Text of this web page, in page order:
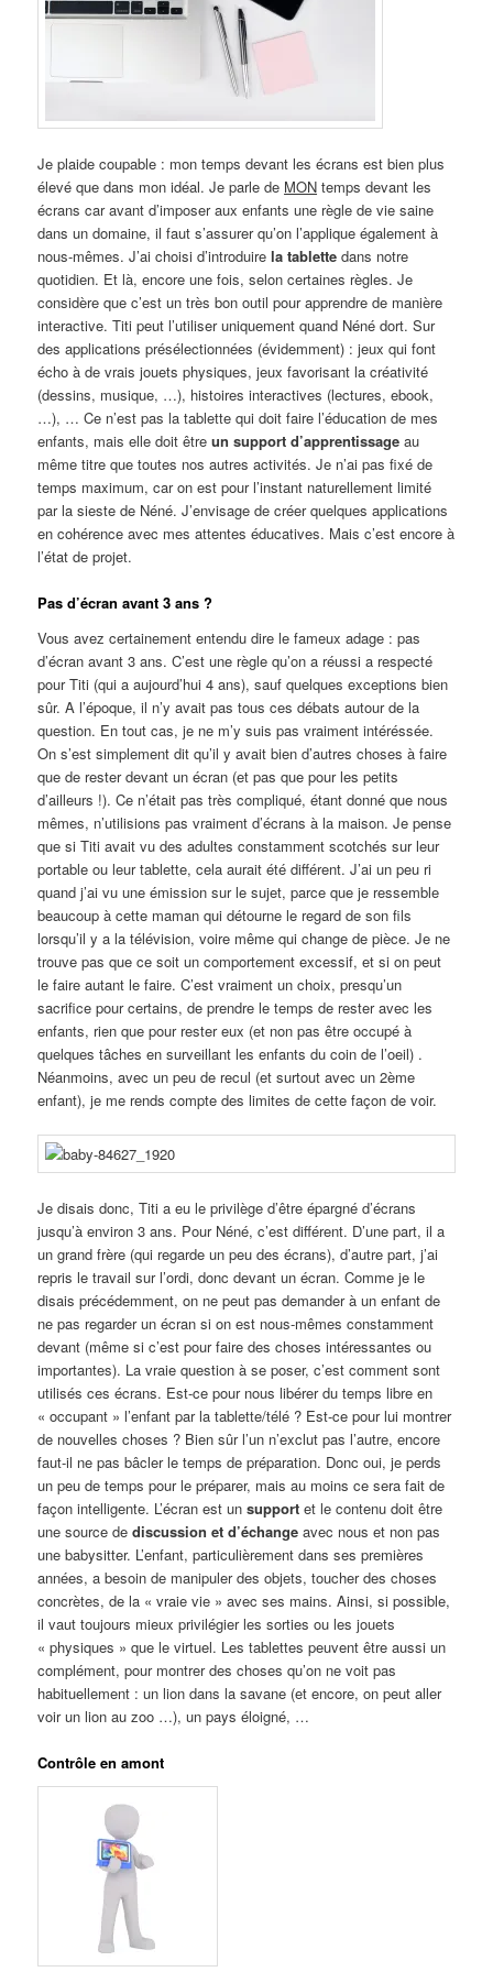
Je plaide coupable : mon temps devant les écrans est bien plus
élevé que dans mon idéal. Je parle de MON temps devant les
écrans car avant d’imposer aux enfants une règle de vie saine
dans un domaine, il faut s’assurer qu’on l’applique également à
nous-mêmes. J’ai choisi d’introduirela tablette dans notre
quotidien. Et là, encore une fois, selon certaines règles. Je
considère que c’est un très bon outil pour apprendre de manière
interactive. Titi peut l’utiliser uniquement quand Néné dort. Sur
des applications présélectionnées (évidemment) : jeux qui font
écho à de vrais jouets physiques, jeux favorisant la créativité
(dessins, musique, …), histoires interactives (lectures, ebook,
…), … Ce n’est pas la tablette qui doit faire l’éducation de mes
enfants, mais elle doit êtreun support d’apprentissage au
même titre que toutes nos autres activités. Je n’ai pas fixé de
temps maximum, car on est pour l’instant naturellement limité
par la sieste de Néné. J’envisage de créer quelques applications
en cohérence avec mes attentes éducatives. Mais c’est encore à
l’état de projet.
Pas d’écran avant 3 ans ?
Vous avez certainement entendu dire le fameux adage : pas
d’écran avant 3 ans. C’est une règle qu’on a réussi a respecté
pour Titi (qui a aujourd’hui 4 ans), sauf quelques exceptions bien
sûr. A l’époque, il n’y avait pas tous ces débats autour de la
question. En tout cas, je ne m’y suis pas vraiment intéréssée.
On s’est simplement dit qu’il y avait bien d’autres choses à faire
que de rester devant un écran (et pas que pour les petits
d’ailleurs !). Ce n’était pas très compliqué, étant donné que nous
mêmes, n’utilisions pas vraiment d’écrans à la maison. Je pense
que si Titi avait vu des adultes constamment scotchés sur leur
portable ou leur tablette, cela aurait été différent. J’ai un peu ri
quand j’ai vu une émission sur le sujet, parce que je ressemble
beaucoup à cette maman qui détourne le regard de son fils
lorsqu’il y a la télévision, voire même qui change de pièce. Je ne
trouve pas que ce soit un comportement excessif, et si on peut
le faire autant le faire. C’est vraiment un choix, presqu’un
sacrifice pour certains, de prendre le temps de rester avec les
enfants, rien que pour rester eux (et non pas être occupé à
quelques tâches en surveillant les enfants du coin de l’oeil) .
Néanmoins, avec un peu de recul (et surtout avec un 2ème
enfant), je me rends compte des limites de cette façon de voir.
Je disais donc, Titi a eu le privilège d’être épargné d’écrans
jusqu’à environ 3 ans. Pour Néné, c’est différent. D’une part, il a
un grand frère (qui regarde un peu des écrans), d’autre part, j’ai
repris le travail sur l’ordi, donc devant un écran. Comme je le
disais précédemment, on ne peut pas demander à un enfant de
ne pas regarder un écran si on est nous-mêmes constamment
devant (même si c’est pour faire des choses intéressantes ou
importantes). La vraie question à se poser, c’est comment sont
utilisés ces écrans. Est-ce pour nous libérer du temps libre en
« occupant » l’enfant par la tablette/télé ? Est-ce pour lui montrer
de nouvelles choses ? Bien sûr l’un n’exclut pas l’autre, encore
faut-il ne pas bâcler le temps de préparation. Donc oui, je perds
un peu de temps pour le préparer, mais au moins ce sera fait de
façon intelligente. L’écran est unsupport et le contenu doit être
une source dediscussion et d’échange avec nous et non pas
une babysitter. L’enfant, particulièrement dans ses premières
années, a besoin de manipuler des objets, toucher des choses
concrètes, de la « vraie vie » avec ses mains. Ainsi, si possible,
il vaut toujours mieux privilégier les sorties ou les jouets
« physiques » que le virtuel. Les tablettes peuvent être aussi un
complément, pour montrer des choses qu’on ne voit pas
habituellement : un lion dans la savane (et encore, on peut aller
voir un lion au zoo …), un pays éloigné, …
Contrôle en amont